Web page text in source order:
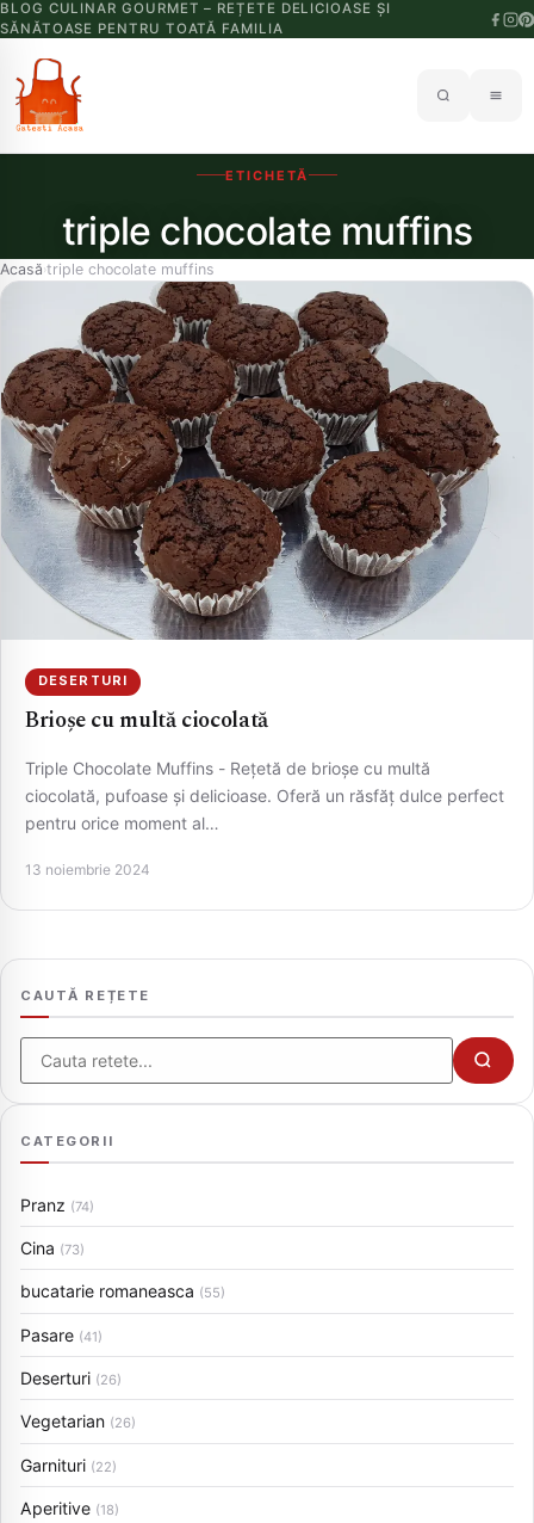
BLOG CULINAR GOURMET – REȚETE DELICIOASE ȘI
SĂNĂTOASE PENTRU TOATĂ FAMILIA
ETICHETĂ
triple chocolate muffins
Acasă›triple chocolate muffins
DESERTURI
Brioșe cu multă ciocolată
Triple Chocolate Muffins - Rețetă de brioșe cu multă
ciocolată, pufoase și delicioase. Oferă un răsfăț dulce perfect
pentru orice moment al…
13 noiembrie 2024
CAUTĂ REȚETE
Cauta
CATEGORII
Pranz (74)
Cina (73)
bucatarie romaneasca (55)
Pasare (41)
Deserturi (26)
Vegetarian (26)
Garnituri (22)
Aperitive (18)